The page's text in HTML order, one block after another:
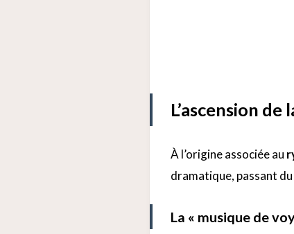
L’ascension
À l’origine associée au
dramatique, passant
La « musique de